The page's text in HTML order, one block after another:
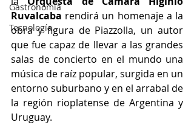
Gastronomía
Tecnología
Ruvalcaba rendirá un homenaje a la
obra y figura de Piazzolla, un autor
que fue capaz de llevar a las grandes
salas de concierto en el mundo una
música de raíz popular, surgida en un
entorno suburbano y en el arrabal de
la región rioplatense de Argentina y
Uruguay.